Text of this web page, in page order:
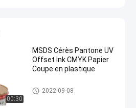
00:30
MSDS Cérès Pantone UV
Offset Ink CMYK Papier
Coupe en plastique
L'encre UV décalée
2022-09-08